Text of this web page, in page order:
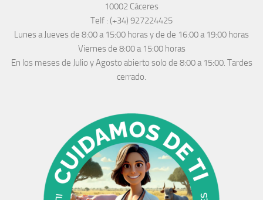
10002 Cáceres
Telf : (+34) 927224425
Lunes a Jueves de 8:00 a 15:00 horas y de de 16:00 a 19:00 horas
Viernes de 8:00 a 15:00 horas
En los meses de Julio y Agosto abierto solo de 8:00 a 15:00. Tardes
cerrado.